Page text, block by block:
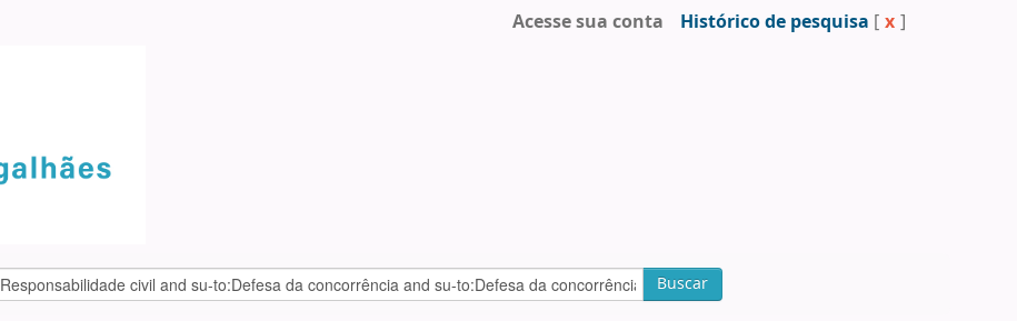
Acesse sua conta Histórico de pesquisa [ x ]
Buscar